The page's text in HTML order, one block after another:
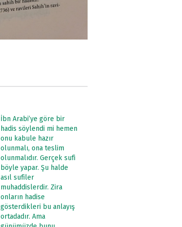
İbn Arabi’ye göre bir
hadis söylendi mi hemen
onu kabule hazır
olunmalı, ona teslim
olunmalıdır. Gerçek sufi
böyle yapar. Şu halde
asıl sufiler
muhaddislerdir. Zira
onların hadise
gösterdikleri bu anlayış
ortadadır. Ama